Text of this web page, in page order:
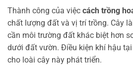
Thành công của việc cách trồng
chất lượng đất và vị trí trồng. Cây
cần môi trường đất khác biệt hơn
dưới đất vườn. Điều kiện khí hậu
cho loài cây này phát triển.